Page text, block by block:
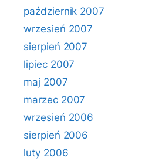
październik 2007
wrzesień 2007
sierpień 2007
lipiec 2007
maj 2007
marzec 2007
wrzesień 2006
sierpień 2006
luty 2006